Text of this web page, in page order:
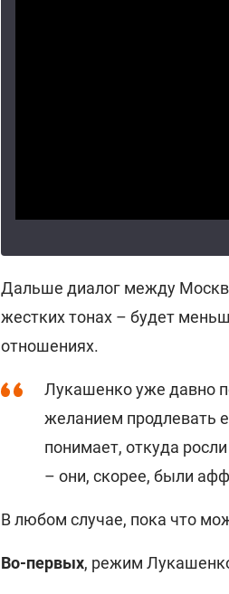
Дальше диалог между
жестких тонах – будет
отношениях.
Лукашенко уже давно
желанием продлевать
понимает, откуда
– они, скорее, были
В любом случае, пока что
Во-первых, режим